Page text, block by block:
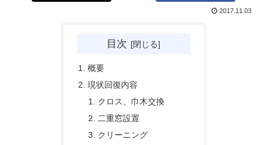
2017.11.03
目次
概要
現状回復内容
クロス、巾木交換
二重窓設置
クリーニング